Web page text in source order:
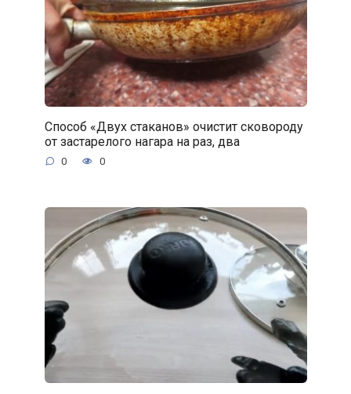
Способ «Двух стаканов» очистит сковороду
от застарелого нагара на раз, два
0 0